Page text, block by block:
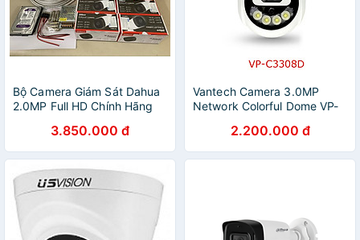
Bộ Camera Giám Sát Dahua
2.0MP Full HD Chính Hãng
3.850.000 đ
Vantech Camera 3.0MP
Network Colorful Dome VP-
2.200.000 đ